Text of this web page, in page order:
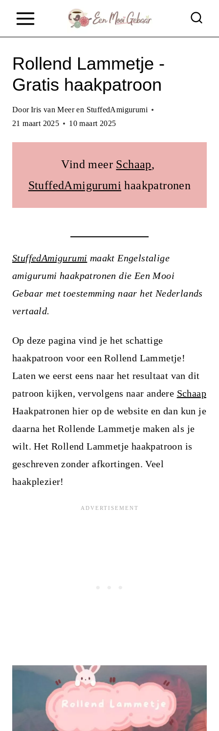
Rollend Lammetje -
Gratis haakpatroon
Door Iris van Meer en StuffedAmigurumi
21 maart 2025
10 maart 2025
Vind meer Schaap
StuffedAmigurumi haakpatronen
StuffedAmigurumi maakt Engelstalige
amigurumi haakpatronen die Een Mooi
Gebaar met toestemming naar het Nederlands
vertaald.
Op deze pagina vind je het schattige
haakpatroon voor een Rollend Lammetje!
Laten we eerst eens naar het resultaat van dit
patroon kijken, vervolgens naar andere Schaap
Haakpatronen hier op de website en dan kun je
daarna het Rollende Lammetje maken als je
wilt. Het Rollend Lammetje haakpatroon is
geschreven zonder afkortingen. Veel
haakplezier!